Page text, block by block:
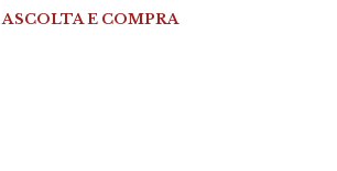
ASCOLTA E COMPRA